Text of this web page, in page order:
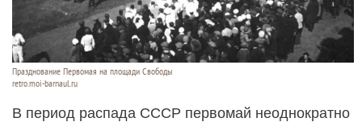
Празднование Первомая на площади Свободы
retro.moi-barnaul.ru
В период распада СССР первомай неоднократно